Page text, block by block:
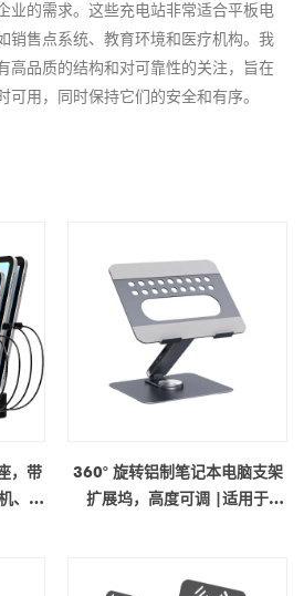
业的需求。这些充电站非常适合平板电
销售点系统、教育环境和医疗机构。我
高品质的结构和对可靠性的关注，旨在
可用，同时保持它们的安全和有序。
，带
、平
360° 旋转铝制笔记本电脑支架
扩展坞，高度可调 |适用于